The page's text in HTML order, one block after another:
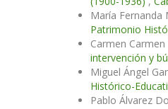
María Fernanda
Patrimonio
Carmen
intervención y
Miguel Ángel
Histórico-
Pablo Álvarez